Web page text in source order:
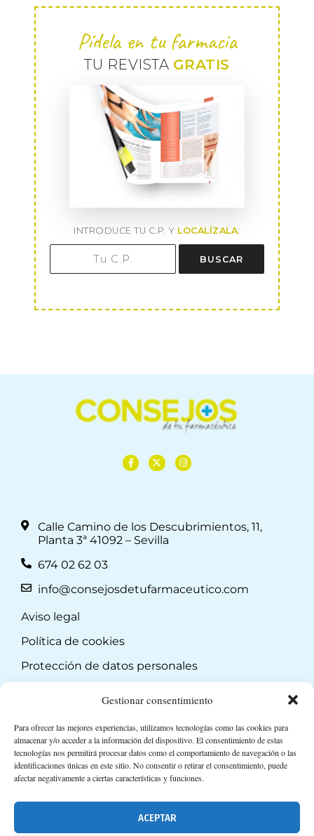
Gestionar consentimiento
Para ofrecer las mejores experiencias, utilizamos tecnologías como las cookies para
almacenar y/o acceder a la información del dispositivo. El consentimiento de estas
tecnologías nos permitirá procesar datos como el comportamiento de navegación o las
identificaciones únicas en este sitio. No consentir o retirar el consentimiento, puede
afectar negativamente a ciertas características y funciones.
ACEPTAR
Pídela en tu farmacia
TU REVISTA GRATIS
INTRODUCE TU C.P. Y LOCALÍZALA:
BUSCAR
Calle Camino de los Descubrimientos, 11,
Planta 3ª 41092 – Sevilla
674 02 62 03
info@consejosdetufarmaceutico.com
Aviso legal
Política de cookies
Protección de datos personales